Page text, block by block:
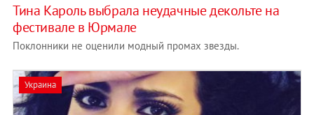
Тина Кароль выбрала неудачные декольте на
фестивале в Юрмале
Поклонники не оценили модный промах звезды.
Украина